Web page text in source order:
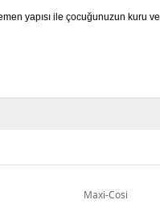
yapısı ile çocuğunuzun kuru
Maxi-Cosi